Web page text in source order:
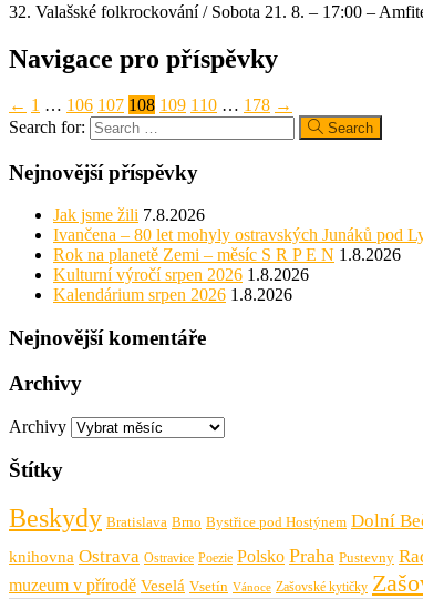
32. Valašské folkrockování / Sobota 21. 8. – 17:00 –
Navigace pro příspěvky
← 1 … 106 107 108 109 110 … 178 →
Search for:
Search
Nejnovější příspěvky
Jak jsme žili 7.8.2026
Ivančena – 80 let mohyly ostravských Junáků pod
Rok na planetě Zemi – měsíc S R P E N 1.8.2026
Kulturní výročí srpen 2026 1.8.2026
Kalendárium srpen 2026 1.8.2026
Nejnovější komentáře
Archivy
Archivy
Štítky
Beskydy Bratislava Brno Bystřice pod Hostýnem Dolní
knihovna Ostrava Ostravice Poezie Polsko Praha Pustevny
muzeum v přírodě Veselá Vsetín Vánoce Zašovské kytičky